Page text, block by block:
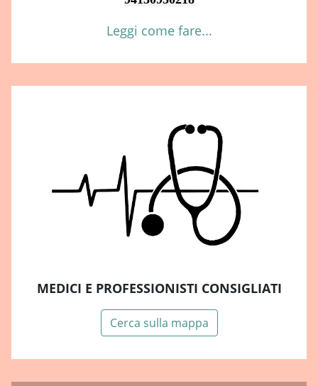
Leggi come fare...
MEDICI E PROFESSIONISTI CONSIGLIATI
Cerca sulla mappa